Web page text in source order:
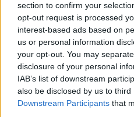
section to confirm your
opt-out request is processed
interest-based ads based on
us or personal information
your opt-out. You may
disclosure of your personal
IAB’s list of downstream
also be disclosed by us to third
Downstream Participants that
E' nata Mia, la figlia di
Marcuzzi e Francesco
Facchinetti
04/09/2011